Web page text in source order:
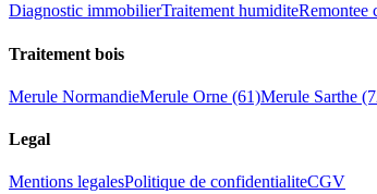
Diagnostic immobilierTraitement humiditeRemontee
Traitement bois
Merule NormandieMerule Orne (61)Merule Sarthe
Legal
Mentions legalesPolitique de confidentialiteCGV